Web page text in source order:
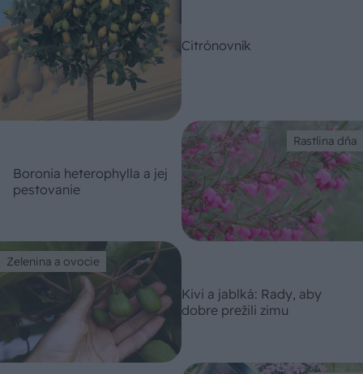
Citrónovník
Rastlina dňa
Boronia heterophylla a jej
pestovanie
Zelenina a ovocie
Kivi a jablká: Rady, aby
dobre prežili zimu